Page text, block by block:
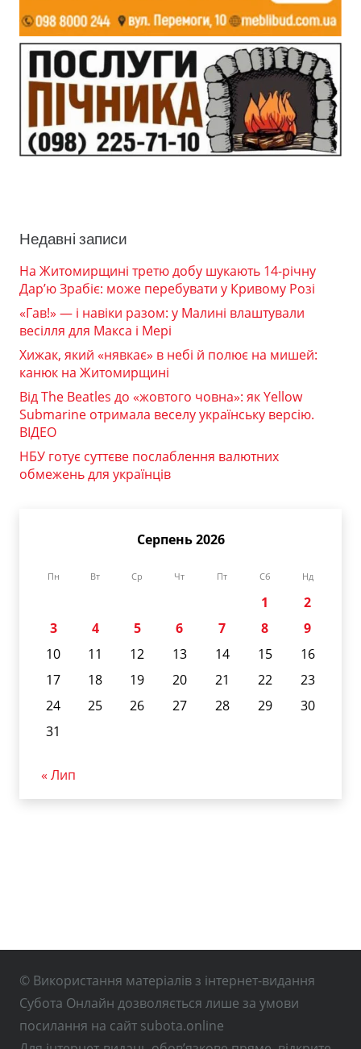
Недавні записи
На Житомирщині третю добу шукають 14-річну
Дар’ю Зрабіє: може перебувати у Кривому Розі
«Гав!» — і навіки разом: у Малині влаштували
весілля для Макса і Мері
Хижак, який «нявкає» в небі й полює на мишей:
канюк на Житомирщині
Від The Beatles до «жовтого човна»: як Yellow
Submarine отримала веселу українську версію.
ВІДЕО
НБУ готує суттєве послаблення валютних
обмежень для українців
Серпень 2026
Пн Вт Ср Чт Пт Сб Нд
1
2
3
4 5 6 7 8
9
10
11 12 13 14 15
16
17
18 19 20 21 22
23
24
25 26 27 28 29
30
31
« Лип
© Використання матеріалів з інтернет-видання
Субота Онлайн дозволяється лише за умови
посилання на сайт subota.online